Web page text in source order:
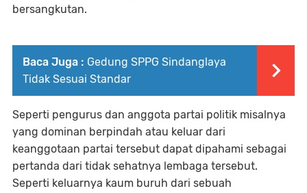
bersangkutan.
Baca Juga : Gedung SPPG Sindanglaya
Tidak Sesuai Standar
Seperti pengurus dan anggota partai politik misalnya
yang dominan berpindah atau keluar dari
keanggotaan partai tersebut dapat dipahami sebagai
pertanda dari tidak sehatnya lembaga tersebut.
Seperti keluarnya kaum buruh dari sebuah